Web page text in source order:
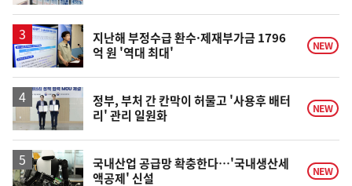
승
지난해 부정수급 환수·제재부가금 1796
억 원 '역대 최대'
NEW
정부, 부처 간 칸막이 허물고 '사용후 배터
리' 관리 일원화
NEW
국내산업 공급망 확충한다…'국내생산세
액공제' 신설
NEW